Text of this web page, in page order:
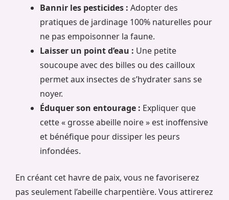
Bannir les pesticides : Adopter des
pratiques de jardinage 100% naturelles pour
ne pas empoisonner la faune.
Laisser un point d’eau : Une petite
soucoupe avec des billes ou des cailloux
permet aux insectes de s’hydrater sans se
noyer.
Éduquer son entourage : Expliquer que
cette « grosse abeille noire » est inoffensive
et bénéfique pour dissiper les peurs
infondées.
En créant cet havre de paix, vous ne favoriserez
pas seulement l’abeille charpentière. Vous attirerez